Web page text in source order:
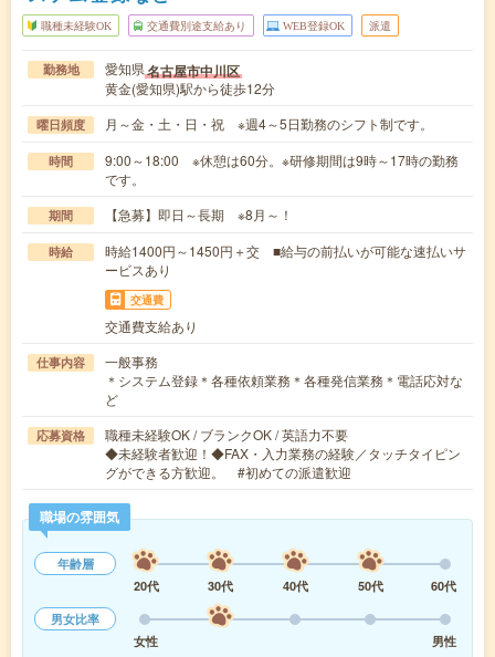
職種未経験OK 交通費別途支給あり WEB登録OK 派遣
勤務地 愛知県名古屋市中川区
黄金(愛知県)駅から徒歩12分
曜日頻度 月～金・土・日・祝 ※週4～5日勤務のシフト制です。
時間
9:00～18:00 ※休憩は60分。※研修期間は9時～17時の勤務
です。
期間 【急募】即日～長期 ※8月～！
時給
時給1400円～1450円＋交 ■給与の前払いが可能な速払いサ
ービスあり
交通費
交通費支給あり
仕事内容
一般事務
＊システム登録＊各種依頼業務＊各種発信業務＊電話応対な
ど
応募資格
職種未経験OK / ブランクOK / 英語力不要
◆未経験者歓迎！◆FAX・入力業務の経験／タッチタイピン
グができる方歓迎。 #初めての派遣歓迎
職場の雰囲気
年齢層
20代
30代 40代 50代
60代
男女比率
女性
男性